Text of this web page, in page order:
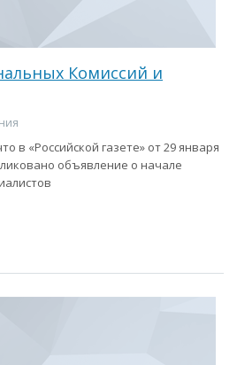
Комиссий и
в «Российской газете» от 29 января
объявление о начале